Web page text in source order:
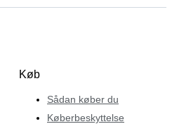
Køb
Sådan køber du
Køberbeskyttelse